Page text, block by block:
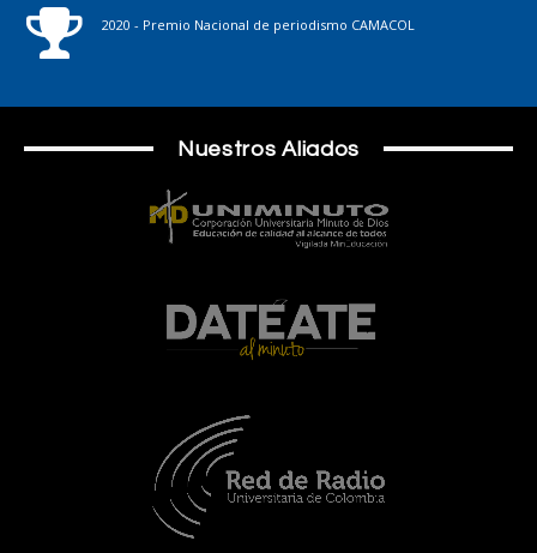
2020 - Premio Nacional de periodismo CAMACOL
Nuestros Aliados